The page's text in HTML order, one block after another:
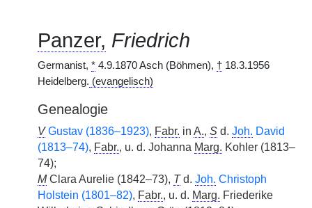
Panzer, Friedrich
Germanist, * 4.9.1870 Asch (Böhmen), † 18.3.1956
Heidelberg. (evangelisch)
Genealogie
V Gustav (1836–1923), Fabr. in A., S d. Joh. David
(1813–74), Fabr., u. d. Johanna Marg. Kohler (1813–
74);
MClara Aurelie (1842–73), Td. Joh. Christoph
Holstein (1801–82), Fabr., u. d. Marg. Friederike